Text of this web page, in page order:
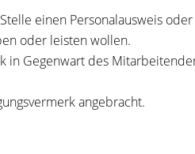
einen Personalausweis
oder leisten wollen.
in Gegenwart des
angebracht.